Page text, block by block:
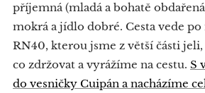
příjemná (mladá a bohatě
mokrá a jídlo dobré. Cesta vede
RN40, kterou jsme z větší části
co zdržovat a vyrážíme na cestu. S
do vesničky Cuipán a nacházíme